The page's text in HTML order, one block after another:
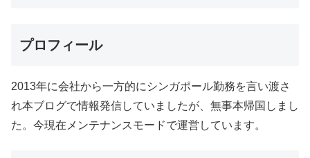
プロフィール
2013年に会社から一方的にシンガポール勤務を言い渡さ
れ本ブログで情報発信していましたが、無事本帰国しまし
た。今現在メンテナンスモードで運営しています。